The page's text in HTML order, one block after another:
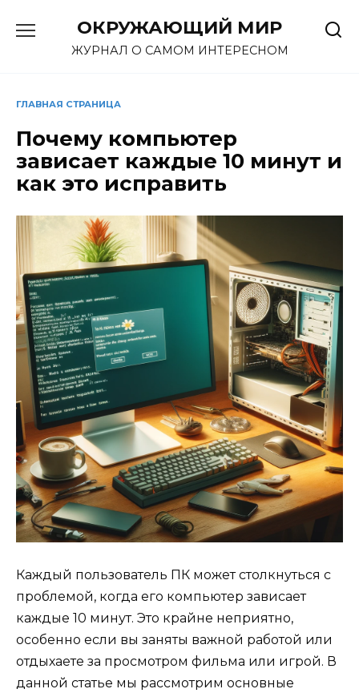
содержанию
ОКРУЖАЮЩИЙ МИР
ЖУРНАЛ О САМОМ ИНТЕРЕСНОМ
ГЛАВНАЯ СТРАНИЦА
Почему компьютер
зависает каждые 10 минут и
как это исправить
Каждый пользователь ПК может столкнуться с
проблемой, когда его компьютер зависает
каждые 10 минут. Это крайне неприятно,
особенно если вы заняты важной работой или
отдыхаете за просмотром фильма или игрой. В
данной статье мы рассмотрим основные